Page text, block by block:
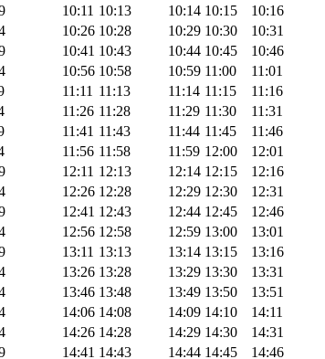
10:11 10:13 10:14 10:15
10:16
10:26 10:28 10:29 10:30
10:31
10:41 10:43 10:44 10:45
10:46
10:56 10:58 10:59 11:00
11:01
11:11 11:13 11:14 11:15
11:16
11:26 11:28 11:29 11:30
11:31
11:41 11:43 11:44 11:45
11:46
11:56 11:58 11:59 12:00
12:01
12:11 12:13 12:14 12:15
12:16
12:26 12:28 12:29 12:30
12:31
12:41 12:43 12:44 12:45
12:46
12:56 12:58 12:59 13:00
13:01
13:11 13:13 13:14 13:15
13:16
13:26 13:28 13:29 13:30
13:31
13:46 13:48 13:49 13:50
13:51
14:06 14:08 14:09 14:10
14:11
14:26 14:28 14:29 14:30
14:31
14:41 14:43 14:44 14:45
14:46